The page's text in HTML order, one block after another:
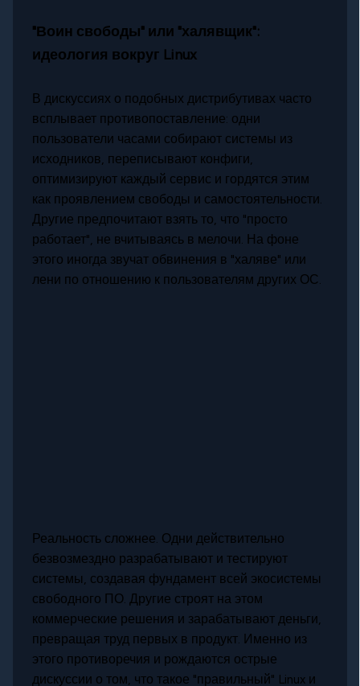
"Воин свободы" или "халявщик":
идеология вокруг Linux
В дискуссиях о подобных дистрибутивах часто
всплывает противопоставление: одни
пользователи часами собирают системы из
исходников, переписывают конфиги,
оптимизируют каждый сервис и гордятся этим
как проявлением свободы и самостоятельности.
Другие предпочитают взять то, что "просто
работает", не вчитываясь в мелочи. На фоне
этого иногда звучат обвинения в "халяве" или
лени по отношению к пользователям других ОС.
Реальность сложнее. Одни действительно
безвозмездно разрабатывают и тестируют
системы, создавая фундамент всей экосистемы
свободного ПО. Другие строят на этом
коммерческие решения и зарабатывают деньги,
превращая труд первых в продукт. Именно из
этого противоречия и рождаются острые
дискуссии о том, что такое "правильный" Linux и